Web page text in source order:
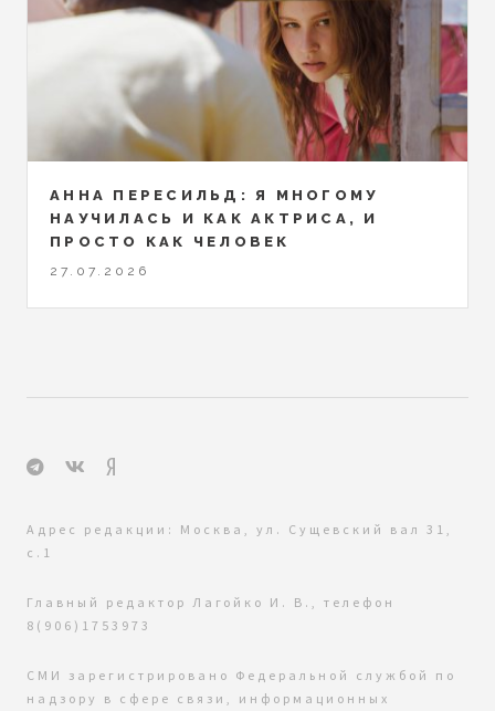
АННА ПЕРЕСИЛЬД: Я МНОГОМУ
НАУЧИЛАСЬ И КАК АКТРИСА, И
ПРОСТО КАК ЧЕЛОВЕК
27.07.2026
Адрес редакции: Москва, ул. Сущевский вал 31,
с.1
Главный редактор Лагойко И. В., телефон
8(906)1753973
СМИ зарегистрировано Федеральной службой по
надзору в сфере связи, информационных